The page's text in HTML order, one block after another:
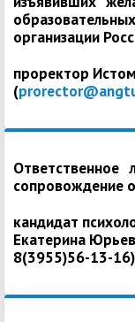
организации
проректор
(
Ответственное
сопровождение
кандидат
Екатерина
8(3955)56-13-